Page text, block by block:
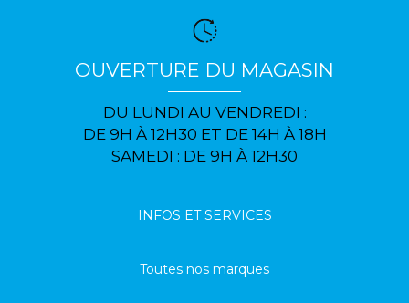
OUVERTURE DU MAGASIN
DU LUNDI AU VENDREDI :
DE 9H À 12H30 ET DE 14H À 18H
SAMEDI : DE 9H À 12H30
INFOS ET SERVICES
Toutes nos marques